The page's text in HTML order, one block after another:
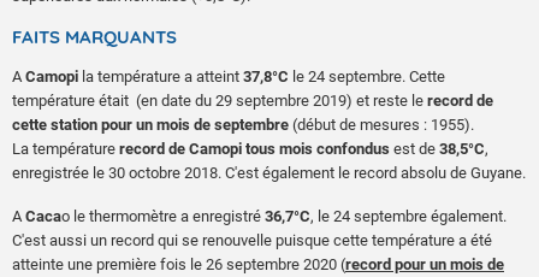
FAITS MARQUANTS
A Camopi la température a atteint 37,8°C le 24 septembre. Cette
température était (en date du 29 septembre 2019) et reste le record de
cette station pour un mois de septembre (début de mesures : 1955).
La température record de Camopi tous mois confondus est de 38,5°C,
enregistrée le 30 octobre 2018. C'est également le record absolu de Guyane.
A Cacao le thermomètre a enregistré 36,7°C, le 24 septembre également.
C'est aussi un record qui se renouvelle puisque cette température a été
atteinte une première fois le 26 septembre 2020 (record pour un mois de